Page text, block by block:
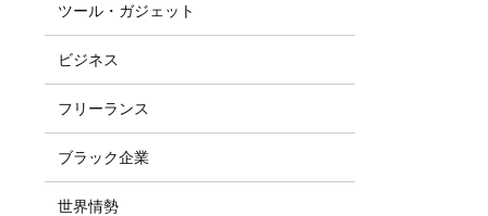
ツール・ガジェット
ビジネス
フリーランス
ブラック企業
世界情勢